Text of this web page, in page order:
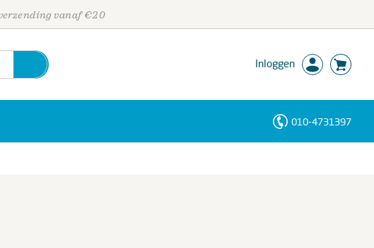
vanaf €20
Inloggen
010-4731397
Personen